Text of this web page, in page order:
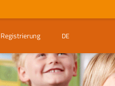
Registrierung DE